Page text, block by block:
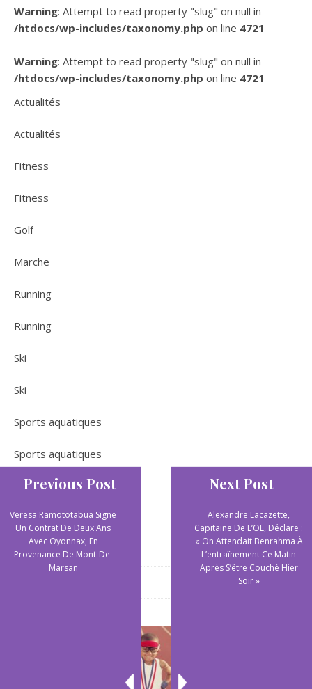
Warning: Attempt to read property "slug" on null in
/htdocs/wp-includes/taxonomy.php on line 4721
Warning: Attempt to read property "slug" on null in
/htdocs/wp-includes/taxonomy.php on line 4721
Actualités
Actualités
Fitness
Fitness
Golf
Marche
Running
Running
Ski
Ski
Sports aquatiques
Sports aquatiques
Sports collectifs
Sports de plein air
Sports extrêmes
Previous Post
Veresa Ramototabua Signe
Un Contrat De Deux Ans
Avec Oyonnax, En
Provenance De Mont-De-
Marsan
Next Post
Alexandre Lacazette,
Capitaine De L’OL, Déclare :
« On Attendait Benrahma À
L’entraînement Ce Matin
Après S’être Couché Hier
Soir »